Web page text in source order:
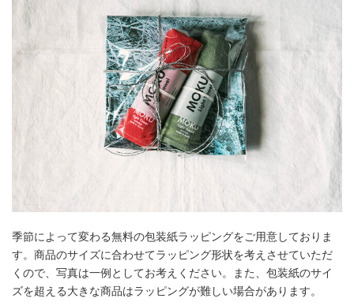
季節によって変わる無料の包装紙ラッピングをご用意しておりま
す。商品のサイズに合わせてラッピング形状を考えさせていただ
くので、写真は一例としてお考えください。また、包装紙のサイ
ズを超える大きな商品はラッピングが難しい場合があります。